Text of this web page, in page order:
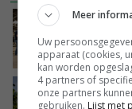
Na
Meer
Uw
apparaat (cookies,
kan worden
4 partners of
onze partners
gebruiken. Lijst met